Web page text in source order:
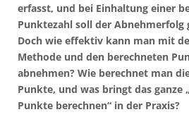
erfasst, und bei Einhaltung einer
Punktezahl soll der Abnehmerfolg
Doch wie effektiv kann man mit
Methode und den berechneten
abnehmen? Wie berechnet man
Punkte, und was bringt das ganze
Punkte berechnen“ in der Praxis?